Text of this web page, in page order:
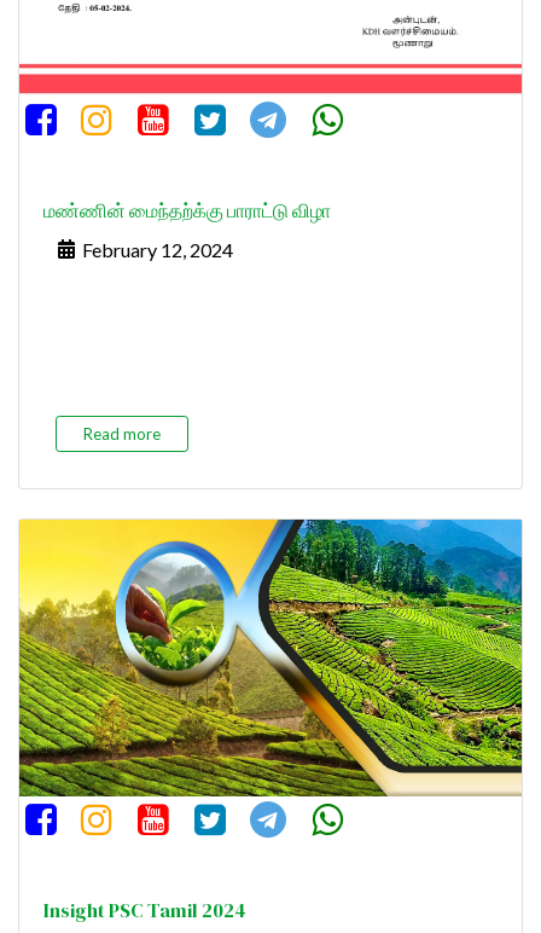
மண்ணின் மைந்தற்க்கு பாராட்டு விழா
February 12, 2024
Read more
Insight PSC Tamil 2024